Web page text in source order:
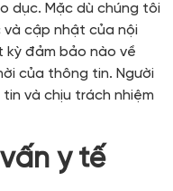
dục. Mặc dù chúng tôi
cập nhật của nội
kỳ đảm bảo nào về
của thông tin. Người
và chịu trách nhiệm
y tế